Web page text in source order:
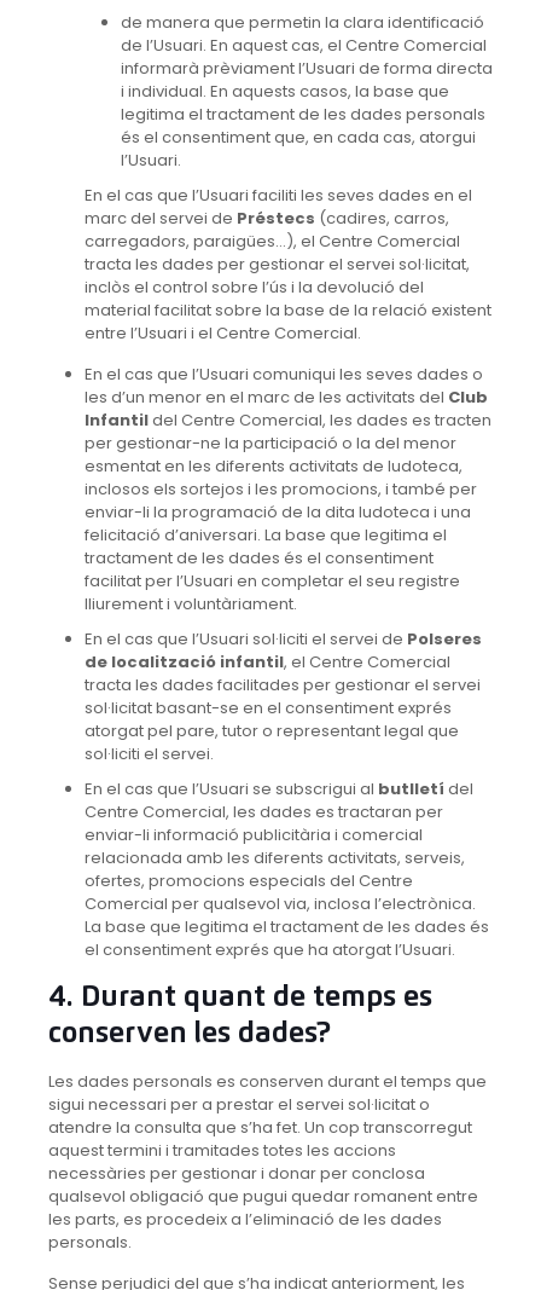
de manera que permetin la clara identificació
de l’Usuari. En aquest cas, el Centre Comercial
informarà prèviament l’Usuari de forma directa
i individual. En aquests casos, la base que
legitima el tractament de les dades personals
és el consentiment que, en cada cas, atorgui
l’Usuari.
En el cas que l’Usuari faciliti les seves dades en el
marc del servei de Préstecs (cadires, carros,
carregadors, paraigües…), el Centre Comercial
tracta les dades per gestionar el servei sol·licitat,
inclòs el control sobre l’ús i la devolució del
material facilitat sobre la base de la relació existent
entre l’Usuari i el Centre Comercial.
En el cas que l’Usuari comuniqui les seves dades o
les d’un menor en el marc de les activitats del Club
Infantildel Centre Comercial, les dades es tracten
per gestionar-ne la participació o la del menor
esmentat en les diferents activitats de ludoteca,
inclosos els sortejos i les promocions, i també per
enviar-li la programació de la dita ludoteca i una
felicitació d’aniversari. La base que legitima el
tractament de les dades és el consentiment
facilitat per l’Usuari en completar el seu registre
lliurement i voluntàriament.
En el cas que l’Usuari sol·liciti el servei de Polseres
de localització infantil, el Centre Comercial
tracta les dades facilitades per gestionar el servei
sol·licitat basant-se en el consentiment exprés
atorgat pel pare, tutor o representant legal que
sol·liciti el servei.
En el cas que l’Usuari se subscrigui al butlletí del
Centre Comercial, les dades es tractaran per
enviar-li informació publicitària i comercial
relacionada amb les diferents activitats, serveis,
ofertes, promocions especials del Centre
Comercial per qualsevol via, inclosa l’electrònica.
La base que legitima el tractament de les dades és
el consentiment exprés que ha atorgat l’Usuari.
4. Durant quant de temps es
conserven les dades?
Les dades personals es conserven durant el temps que
sigui necessari per a prestar el servei sol·licitat o
atendre la consulta que s’ha fet. Un cop transcorregut
aquest termini i tramitades totes les accions
necessàries per gestionar i donar per conclosa
qualsevol obligació que pugui quedar romanent entre
les parts, es procedeix a l’eliminació de les dades
personals.
Sense perjudici del que s’ha indicat anteriorment, les